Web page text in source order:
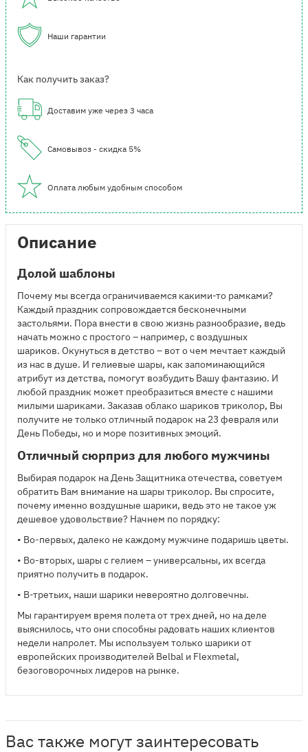
Наши гарантии
Как получить заказ?
Доставим уже через 3 часа
Самовывоз - скидка 5%
Оплата любым удобным способом
Описание
Долой шаблоны
Почему мы всегда ограничиваемся какими-то рамками?
Каждый праздник сопровождается бесконечными
застольями. Пора внести в свою жизнь разнообразие, ведь
начать можно с простого – например, с воздушных
шариков. Окунуться в детство – вот о чем мечтает каждый
из нас в душе. И гелиевые шары, как запоминающийся
атрибут из детства, помогут возбудить Вашу фантазию. И
любой праздник может преобразиться вместе с нашими
милыми шариками. Заказав облако шариков триколор, Вы
получите не только отличный подарок на 23 февраля или
День Победы, но и море позитивных эмоций.
Отличный сюрприз для любого мужчины
Выбирая подарок на День Защитника отечества, советуем
обратить Вам внимание на шары триколор. Вы спросите,
почему именно воздушные шарики, ведь это не такое уж
дешевое удовольствие? Начнем по порядку:
• Во-первых, далеко не каждому мужчине подаришь цветы.
• Во-вторых, шары с гелием – универсальны, их всегда
приятно получить в подарок.
• В-третьих, наши шарики невероятно долговечны.
Мы гарантируем время полета от трех дней, но на деле
выяснилось, что они способны радовать наших клиентов
недели напролет. Мы используем только шарики от
европейских производителей Belbal и Flexmetal,
безоговорочных лидеров на рынке.
Вас также могут заинтересовать